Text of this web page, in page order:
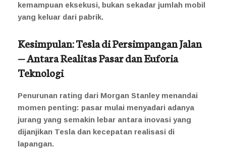
kemampuan eksekusi, bukan sekadar jumlah mobil
yang keluar dari pabrik.
Kesimpulan: Tesla di Persimpangan Jalan
— Antara Realitas Pasar dan Euforia
Teknologi
Penurunan rating dari Morgan Stanley menandai
momen penting: pasar mulai menyadari adanya
jurang yang semakin lebar antara inovasi yang
dijanjikan Tesla dan kecepatan realisasi di
lapangan.